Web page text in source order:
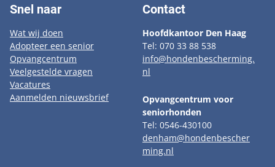
Snel naar
Wat wij doen
Adopteer een senior
Opvangcentrum
Veelgestelde vragen
Vacatures
Aanmelden nieuwsbrief
Contact
Hoofdkantoor Den Haag
Tel: 070 33 88 538
info@hondenbescherming.
nl
Opvangcentrum voor
seniorhonden
Tel: 0546-430100
denham@hondenbescher
ming.nl